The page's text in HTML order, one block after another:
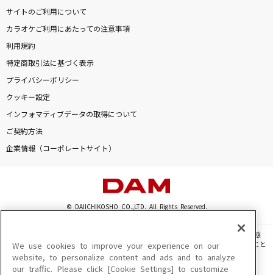
サイトのご利用について
カラオケご利用にあたっての注意事項
利用規約
特定商取引法に基づく表示
プライバシーポリシー
クッキー設定
インフォマティブデータの取得について
ご契約方法
企業情報（コーポレートサイト）
© DAIICHIKOSHO CO.,LTD. All Rights Reserved.
このサイトに掲載されている一切の文章・画像・写真・動画・音声等を、手段や形態
を問わず、著作権法の定める範囲を超えて無断で複製、転載、ファイル化などすること
を禁じます。
楽曲及びコンテンツは、機種によりご利用いただけない場合があります。
We use cookies to improve your experience on our
website, to personalize content and ads and to analyze
our traffic. Please click [Cookie Settings] to customize